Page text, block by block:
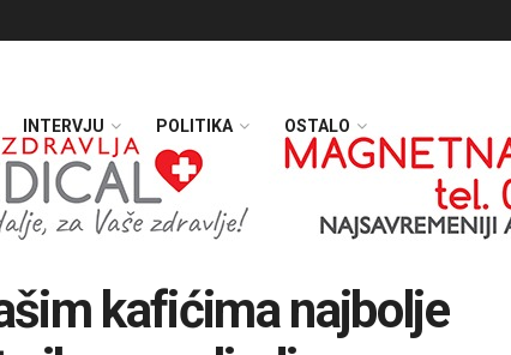
INTERVJU POLITIKA OSTALO
kafićima najbolje